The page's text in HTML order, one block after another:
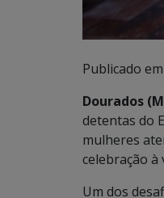
Publicado em
Dourados
detentas do
mulheres
celebração à
Um dos